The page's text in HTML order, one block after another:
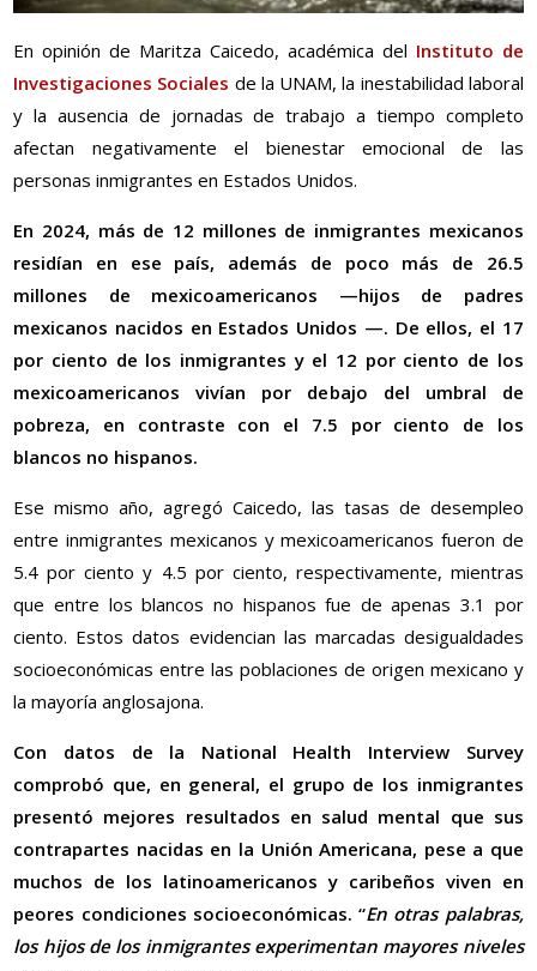
En opinión de Maritza Caicedo, académica del Instituto de
Investigaciones Sociales de la UNAM, la inestabilidad laboral
y la ausencia de jornadas de trabajo a tiempo completo
afectan negativamente el bienestar emocional de las
personas inmigrantes en Estados Unidos.
En 2024, más de 12 millones de inmigrantes mexicanos
residían en ese país, además de poco más de 26.5
millones de mexicoamericanos —hijos de padres
mexicanos nacidos en Estados Unidos —. De ellos, el 17
por ciento de los inmigrantes y el 12 por ciento de los
mexicoamericanos vivían por debajo del umbral de
pobreza, en contraste con el 7.5 por ciento de los
blancos no hispanos.
Ese mismo año, agregó Caicedo, las tasas de desempleo
entre inmigrantes mexicanos y mexicoamericanos fueron de
5.4por ciento y 4.5 por ciento, respectivamente, mientras
que entre los blancos no hispanos fue de apenas 3.1 por
ciento. Estos datos evidencian las marcadas desigualdades
socioeconómicas entre las poblaciones de origen mexicano y
la mayoría anglosajona.
Con datos de la National Health Interview Survey
comprobó que, en general, el grupo de los inmigrantes
presentó mejores resultados en salud mental que sus
contrapartes nacidas en la Unión Americana, pese a que
muchos de los latinoamericanos y caribeños viven en
peores condiciones socioeconómicas. “En otras palabras,
los hijos de los inmigrantes experimentan mayores niveles